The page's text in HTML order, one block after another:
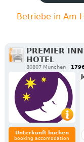
Betriebe in Am
PREMIER
HOTEL
80807 München
Unterkunft buchen
booking accomodation